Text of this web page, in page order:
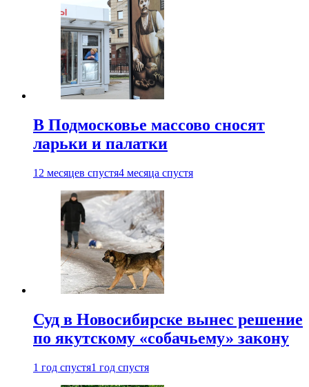
В Подмосковье массово сносят
ларьки и палатки
12 месяцев спустя4 месяца спустя
Суд в Новосибирске вынес решение
по якутскому «собачьему» закону
1 год спустя1 год спустя